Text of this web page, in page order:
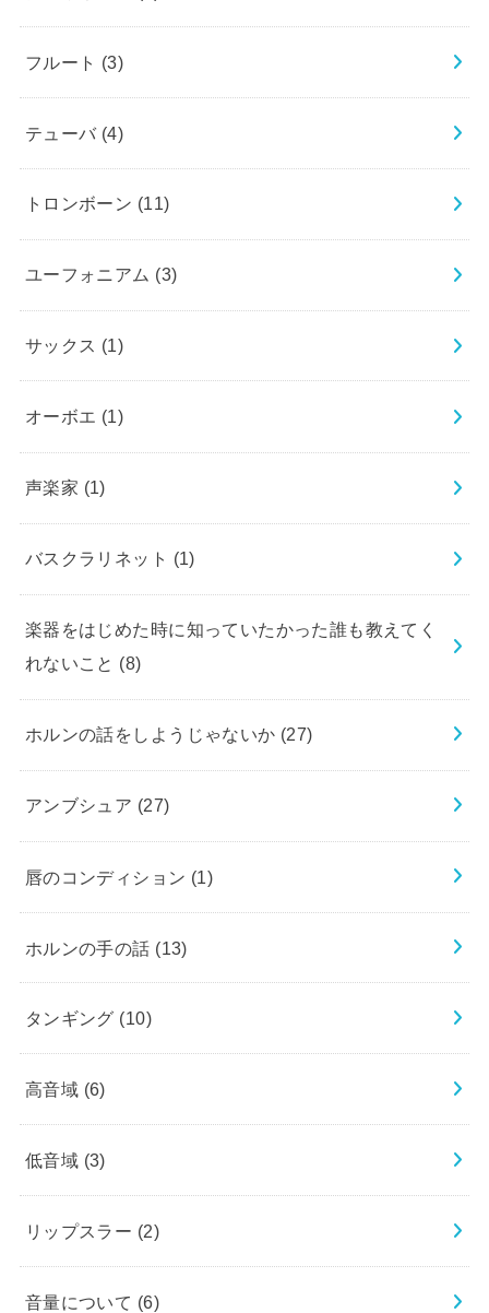
フルート (3)
テューバ (4)
トロンボーン (11)
ユーフォニアム (3)
サックス (1)
オーボエ (1)
声楽家 (1)
バスクラリネット (1)
楽器をはじめた時に知っていたかった誰も教えてく
れないこと (8)
ホルンの話をしようじゃないか (27)
アンブシュア (27)
唇のコンディション (1)
ホルンの手の話 (13)
タンギング (10)
高音域 (6)
低音域 (3)
リップスラー (2)
音量について (6)